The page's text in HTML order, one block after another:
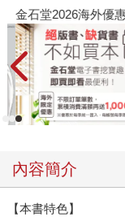
金石堂2026海外優
內容簡介
【本書特色】